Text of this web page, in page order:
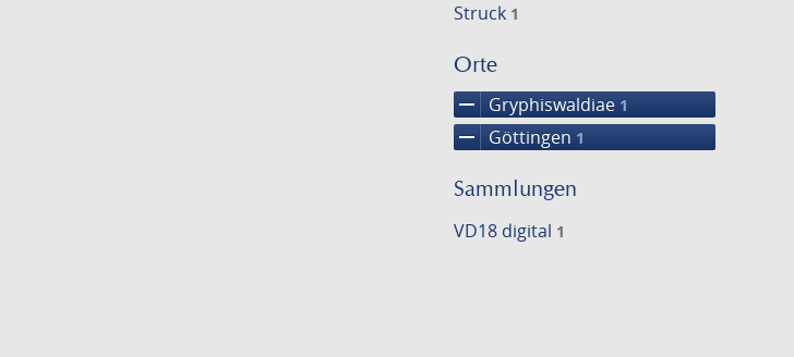
Struck 1
Orte
remove Gryphiswaldiae 1
remove Göttingen 1
Sammlungen
VD18 digital 1